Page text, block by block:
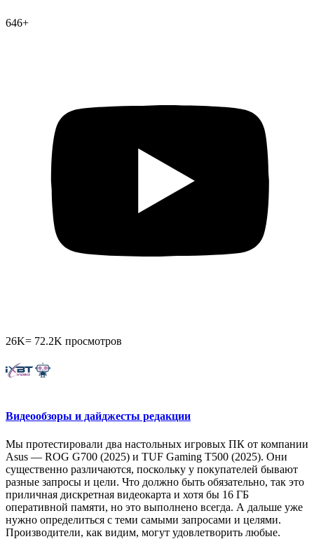
646+
26K= 72.2K просмотров
Видеообзоры и дайджесты редакции
Мы протестировали два настольных игровых ПК от компании
Asus — ROG G700 (2025) и TUF Gaming T500 (2025). Они
существенно различаются, поскольку у покупателей бывают
разные запросы и цели. Что должно быть обязательно, так это
приличная дискретная видеокарта и хотя бы 16 ГБ
оперативной памяти, но это выполнено всегда. А дальше уже
нужно определиться с теми самыми запросами и целями.
Производители, как видим, могут удовлетворить любые.